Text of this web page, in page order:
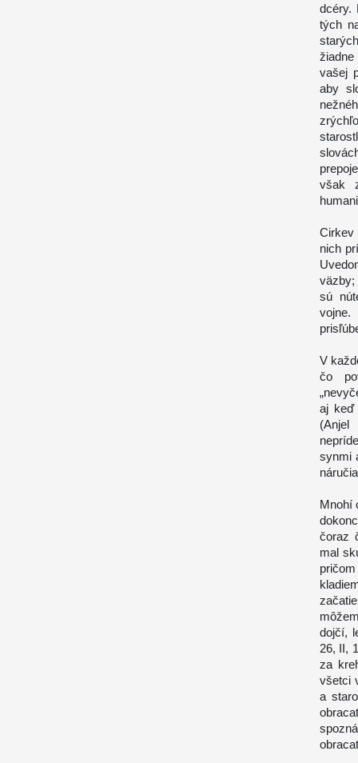
dcéry.
tých
vašej
aby
však
Cirkev
nich
sú
V
čo
aj keď
(Anjel
synmi
Mnohí
čoraz
mal
dojčí,
26, II,
za
všetci
a